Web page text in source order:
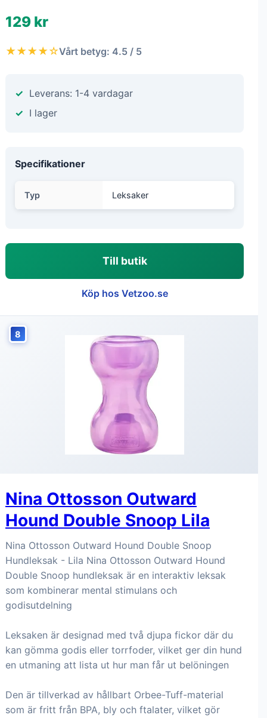
129 kr
★★★★☆Vårt betyg: 4.5 / 5
Leverans: 1-4 vardagar
I lager
Specifikationer
Typ Leksaker
Till butik
Köp hos Vetzoo.se
8
Nina Ottosson Outward
Hound Double Snoop Lila
Nina Ottosson Outward Hound Double Snoop
Hundleksak - Lila Nina Ottosson Outward Hound
Double Snoop hundleksak är en interaktiv leksak
som kombinerar mental stimulans och
godisutdelning
Leksaken är designad med två djupa fickor där du
kan gömma godis eller torrfoder, vilket ger din hund
en utmaning att lista ut hur man får ut belöningen
Den är tillverkad av hållbart Orbee-Tuff-material
som är fritt från BPA, bly och ftalater, vilket gör